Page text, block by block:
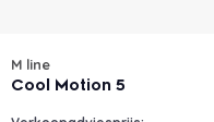
M line
Cool Motion 5